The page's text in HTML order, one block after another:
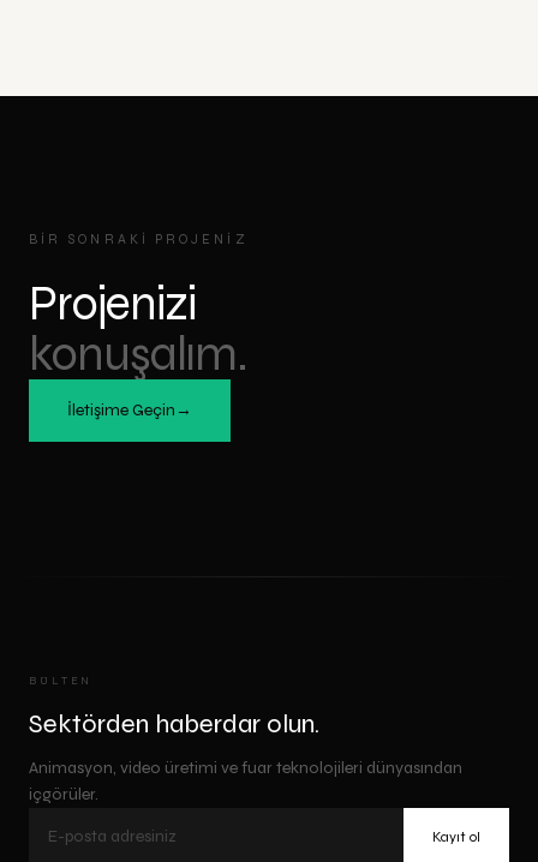
BIR SONRAKI PROJENIZ
Projenizi
konuşalım.
İletişime Geçin→
BÜLTEN
Sektörden haberdar olun.
Animasyon, video üretimi ve fuar teknolojileri dünyasından
içgörüler.
Kayıt ol